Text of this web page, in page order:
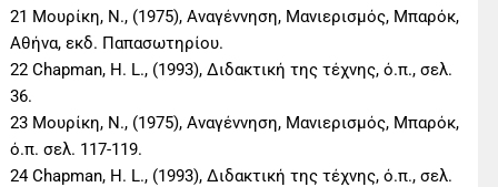
21 Μουρίκη, Ν., (1975), Αναγέννηση, Μανιερισμός, Μπαρόκ,
Αθήνα, εκδ. Παπασωτηρίου.
22 Chapman, H. L., (1993), Διδακτική της τέχνης, ό.π., σελ.
36.
23 Μουρίκη, Ν., (1975), Αναγέννηση, Μανιερισμός, Μπαρόκ,
ό.π. σελ. 117-119.
24 Chapman, H. L., (1993), Διδακτική της τέχνης, ό.π., σελ.